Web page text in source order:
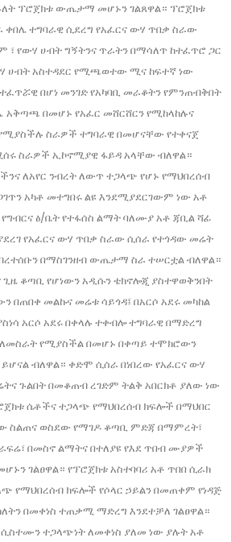
ፕሮጀክቱ ውጤታማ መሆኑን ገልጸዋል። ፕሮጀክቱ
ተግባራዊ ሲደረግ የአፈርና ውሃ ጥበቃ ስራው
፣ የውሃ ሀብት ግኝትንና ጥራትን በማሳለጥ ከተፈጥሮ ጋር
ሀብት አስተዳደር የሚጫወተው ሚና ከፍተኛ ነው
በሆነ መንገድ የአካባቢ መራቆትን የምንጠብቅበት
በመሆኑ የአፈር መሸርሸርን የሚከላከሉና
ስራዎች ተግባራዊ በመሆናቸው የተቀናጀ
ስራዎች ኢኮኖሚያዊ ፋይዳ አላቸው ብለዋል።
ለአየር ንብረት ለውጥ ተጋላጭ የሆኑ የማህበረሰብ
አካቶ መተግበሩ ልዩ እንደሚያደርገውም ነው አቶ
የግብርና ፅ/ቤት የተፋሰስ ልማት ባለሙያ አቶ ጃቢል ሻፊ
የአፈርና ውሃ ጥበቃ ስራው ሲሰራ የተጎዳው መሬት
በማስገንዘብ ውጤታማ ስራ ተሠርቷል ብለዋል።
ቆጣቢ የሆነውን አዲሱን ቴክኖሎጂ ያስተዋወቅንበት
መልኩና መሬቱ ሳይጎዳ፤ በአርሶ አደሩ መካከል
አርሶ አደሩ በቀላሉ ተቀብሎ ተግባራዊ በማድረግ
የሚያስችል በመሆኑ በቀጣይ ተሞክሮውን
ብለዋል። ቀድሞ ሲሰራ በነበረው የአፈርና ውሃ
ጉልበት በመቆጠብ ረገድም ትልቅ አበርክቶ ያለው ነው
ሴቶችና ተጋላጭ የማህበረሰብ ክፍሎች በማህበር
ስልጠና ወስደው የማገዶ ቆጣቢ ምድጃ በማምረት፣
በመስኖ ልማትና በተለያዩ የእደ ጥበብ ሙያዎች
ገልፀዋል። የፕሮጀክቱ አስተባባሪ አቶ ጥበበ ሲራክ
የማህበረሰብ ክፍሎች የሶላር ኃይልን በመጠቀም የነዳጅ
በመቀነስ ተጠቃሚ ማድረግ እንደተቻለ ገልፀዋል።
ሲስተሙን ተጋላጭነት ለመቀነስ ያለመ ነው ያሉት አቶ